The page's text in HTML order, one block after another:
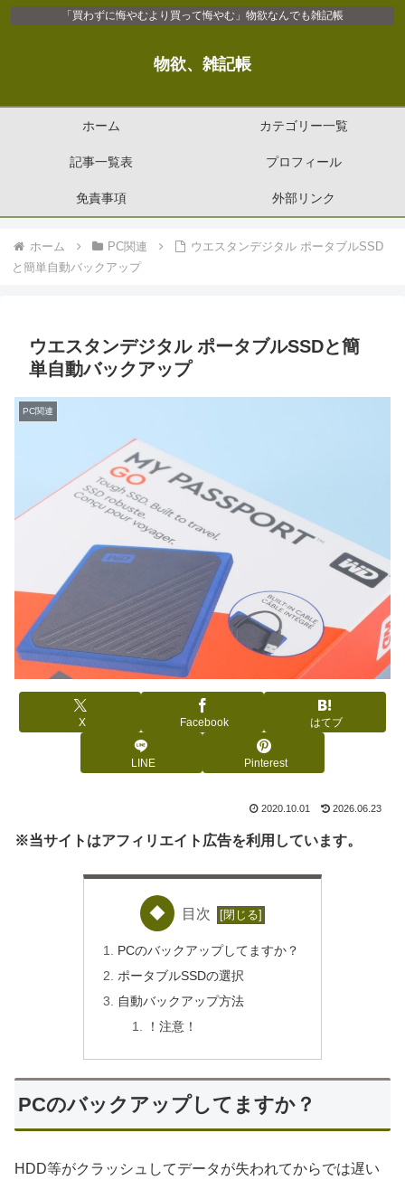
「買わずに悔やむより買って悔やむ」物欲なんでも雑記帳
物欲、雑記帳
ホーム カテゴリー一覧
記事一覧表 プロフィール
免責事項 外部リンク
ホーム PC関連
ウエスタンデジタル ポータブルSSD
と簡単自動バックアップ
ウエスタンデジタル ポータブルSSDと簡
単自動バックアップ
PC関連
X Facebook はてブ
LINE Pinterest
2020.10.01 2026.06.23
※当サイトはアフィリエイト広告を利用しています。
目次
PCのバックアップしてますか？
ポータブルSSDの選択
自動バックアップ方法
！注意！
PCのバックアップしてますか？
HDD等がクラッシュしてデータが失われてからでは遅い